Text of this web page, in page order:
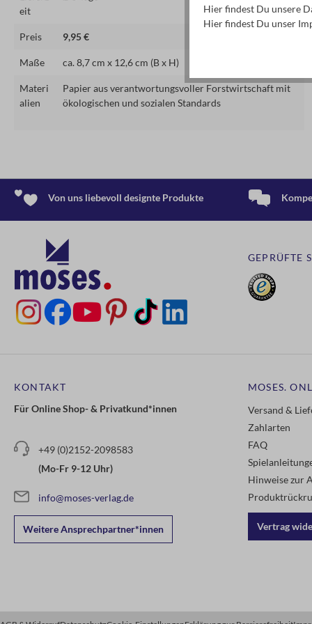
+ matt laminiert mit Spotlackierung und Hochprägung
+ vierfarbig illustriert
eit
Preis 9,95 €
Maße ca. 8,7 cm x 12,6 cm (B x H)
Materi
alien
Papier aus verantwortungsvoller Forstwirtschaft mit
ökologischen und sozialen Standards
Von uns liebevoll designte Produkte
GEPRÜFTE
KONTAKT
Für Online Shop- & Privatkund*innen
+49 (0)2152-2098583
(Mo-Fr 9-12 Uhr)
info@moses-verlag.de
Weitere Ansprechpartner*innen
MOSES.
Versand &
Zahlarten
FAQ
Hinweise zur
Vertrag
Hier findest Du unsere
Hier findest Du unser